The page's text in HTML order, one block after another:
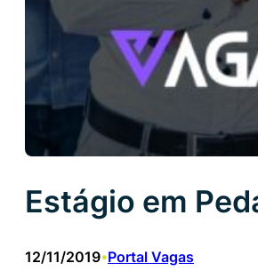
Estágio em
12/11/2019•Portal Vagas